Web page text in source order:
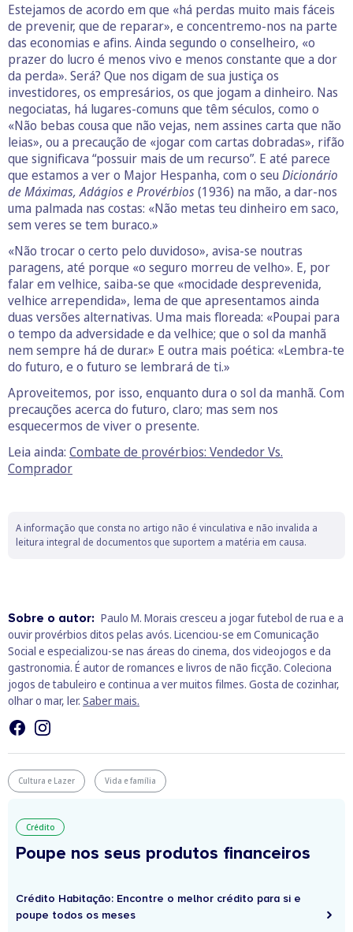
Estejamos de acordo em que «há perdas muito mais fáceis
de prevenir, que de reparar», e concentremo-nos na parte
das economias e afins. Ainda segundo o conselheiro, «o
prazer do lucro é menos vivo e menos constante que a dor
da perda». Será? Que nos digam de sua justiça os
investidores, os empresários, os que jogam a dinheiro. Nas
negociatas, há lugares-comuns que têm séculos, como o
«Não bebas cousa que não vejas, nem assines carta que não
leias», ou a precaução de «jogar com cartas dobradas», rifão
que significava “possuir mais de um recurso”. E até parece
que estamos a ver o Major Hespanha, com o seu Dicionário
de Máximas, Adágios e Provérbios(1936) na mão, a dar-nos
uma palmada nas costas: «Não metas teu dinheiro em saco,
sem veres se tem buraco.»
«Não trocar o certo pelo duvidoso», avisa-se noutras
paragens, até porque «o seguro morreu de velho». E, por
falar em velhice, saiba-se que «mocidade desprevenida,
velhice arrependida», lema de que apresentamos ainda
duas versões alternativas. Uma mais floreada: «Poupai para
o tempo da adversidade e da velhice; que o sol da manhã
nem sempre há de durar.» E outra mais poética: «Lembra-te
do futuro, e o futuro se lembrará de ti.»
Aproveitemos, por isso, enquanto dura o sol da manhã. Com
precauções acerca do futuro, claro; mas sem nos
esquecermos de viver o presente.
Leia ainda: Combate de provérbios: Vendedor Vs.
Comprador
A informação que consta no artigo não é vinculativa e não invalida a
leitura integral de documentos que suportem a matéria em causa.
Sobre o autor: Paulo M. Morais cresceu a jogar futebol de rua e a
ouvir provérbios ditos pelas avós. Licenciou-se em Comunicação
Social e especializou-se nas áreas do cinema, dos videojogos e da
gastronomia. É autor de romances e livros de não ficção. Coleciona
jogos de tabuleiro e continua a ver muitos filmes. Gosta de cozinhar,
olhar o mar, ler. Saber mais.
Cultura e Lazer Vida e família
Crédito
Poupe nos seus produtos financeiros
Crédito Habitação: Encontre o melhor crédito para si e
poupe todos os meses